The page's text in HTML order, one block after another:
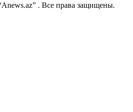
. Все права защищены.